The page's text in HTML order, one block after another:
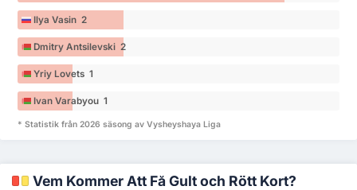
Ilya Vasin 2
Dmitry Antsilevski 2
Yriy Lovets 1
Ivan Varabyou 1
* Statistik från 2026 säsong av Vysheyshaya Liga
Vem Kommer Att Få Gult och Rött Kort?